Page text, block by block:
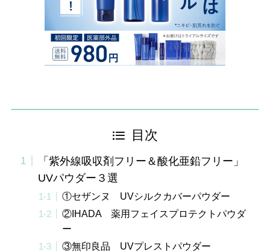
目次
「紫外線吸収剤フリー＆酸化亜鉛フリー」
UVパウダー３選
①セザンヌ UVシルクカバーパウダー
②IHADA 薬用フェイスプロテクトパウダ
ー
③無印良品 UVプレストパウダー